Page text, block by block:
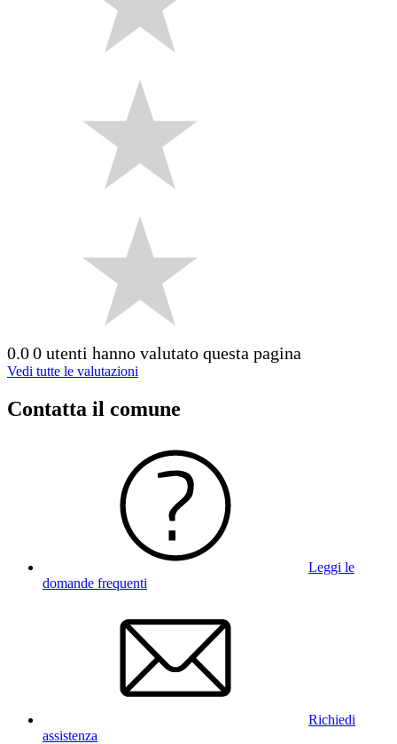
0.00 utenti hanno valutato questa pagina
Vedi tutte le valutazioni
Contatta il comune
Leggi le
domande frequenti
Richiedi
assistenza